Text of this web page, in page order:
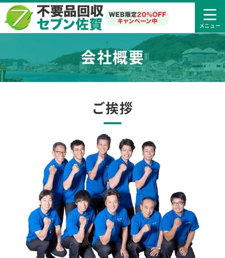
会社概要
ご挨拶